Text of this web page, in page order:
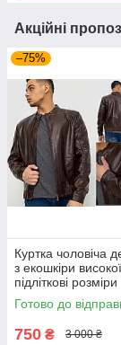
Акційні
–75%
Куртка чоловіча
з екошкіри
підліткові
Готово до
750 ₴ 3 000 ₴